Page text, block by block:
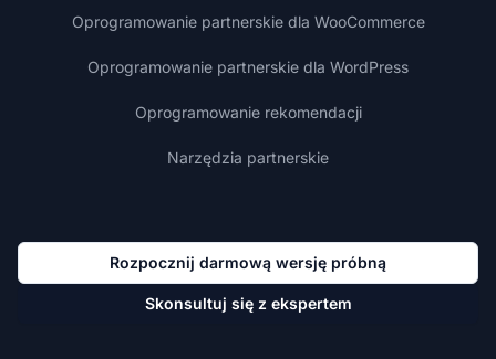
Oprogramowanie partnerskie dla WooCommerce
Oprogramowanie partnerskie dla WordPress
Oprogramowanie rekomendacji
Narzędzia partnerskie
Rozpocznij darmową wersję próbną
Skonsultuj się z ekspertem